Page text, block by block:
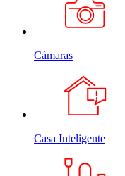
Cámaras
Casa Inteligente